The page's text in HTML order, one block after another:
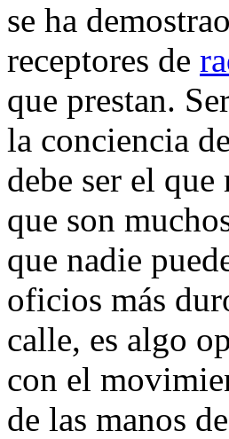
se ha
receptores de
que prestan.
la conciencia
debe ser el que
que son
que nadie
oficios más
calle, es algo
con el
de las manos